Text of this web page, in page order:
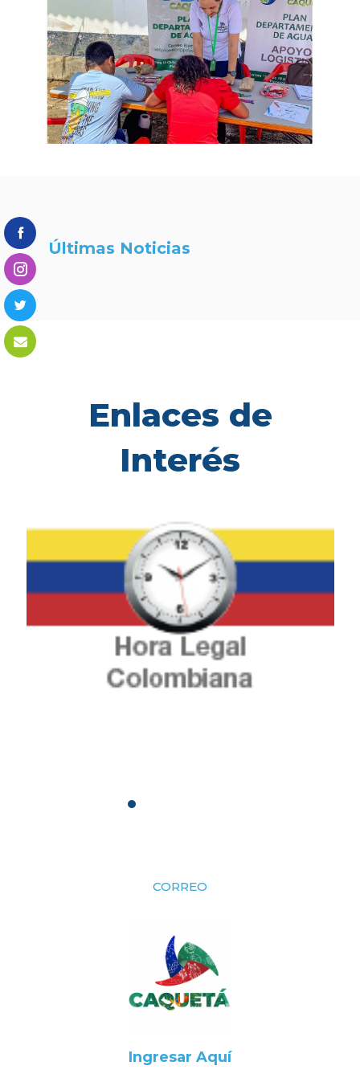
Últimas Noticias
Enlaces de
Interés
CORREO
Ingresar Aquí